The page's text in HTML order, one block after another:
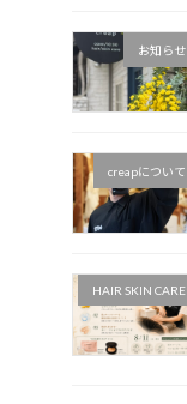
お知らせ
creapについて
HAIR SKIN CARE